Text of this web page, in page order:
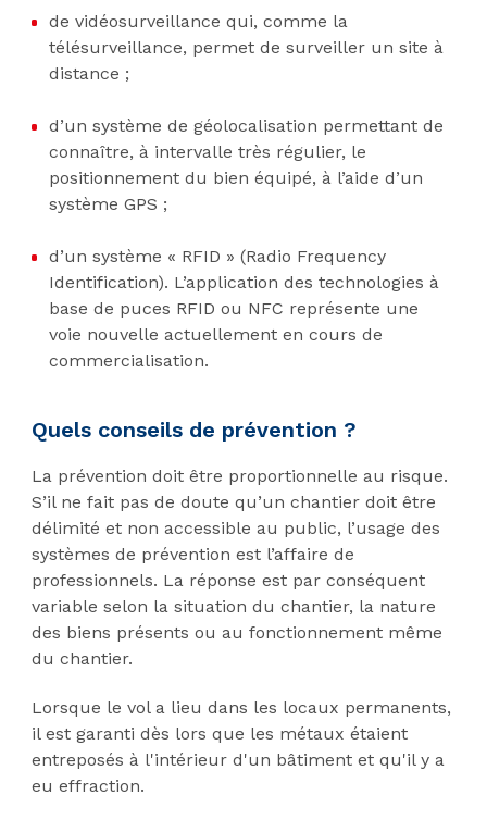
de vidéosurveillance qui, comme la
télésurveillance, permet de surveiller un site à
distance ;
d’un système de géolocalisation permettant de
connaître, à intervalle très régulier, le
positionnement du bien équipé, à l’aide d’un
système GPS ;
d’un système « RFID » (Radio Frequency
Identification). L’application des technologies à
base de puces RFID ou NFC représente une
voie nouvelle actuellement en cours de
commercialisation.
Quels conseils de prévention ?
La prévention doit être proportionnelle au risque.
S’il ne fait pas de doute qu’un chantier doit être
délimité et non accessible au public, l’usage des
systèmes de prévention est l’affaire de
professionnels. La réponse est par conséquent
variable selon la situation du chantier, la nature
des biens présents ou au fonctionnement même
du chantier.
Lorsque le vol a lieu dans les locaux permanents,
il est garanti dès lors que les métaux étaient
entreposés à l'intérieur d'un bâtiment et qu'il y a
eu effraction.